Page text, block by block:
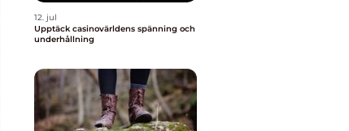
12. jul
Upptäck casinovärldens spänning och
underhållning